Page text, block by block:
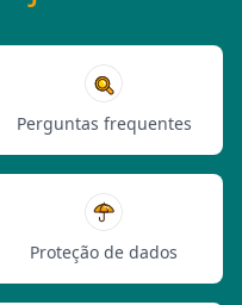
Perguntas frequentes
Proteção de dados